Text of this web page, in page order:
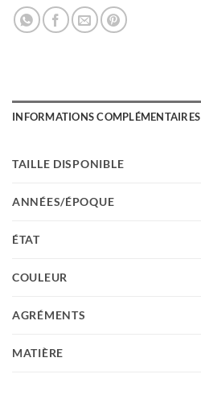
INFORMATIONS COMPLÉMENTAIRES
TAILLE DISPONIBLE
ANNÉES/ÉPOQUE
ÉTAT
COULEUR
AGRÉMENTS
MATIÈRE